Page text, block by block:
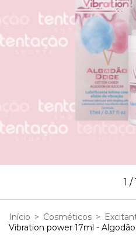
1 /
Início > Cosméticos >
Vibration power 17ml -